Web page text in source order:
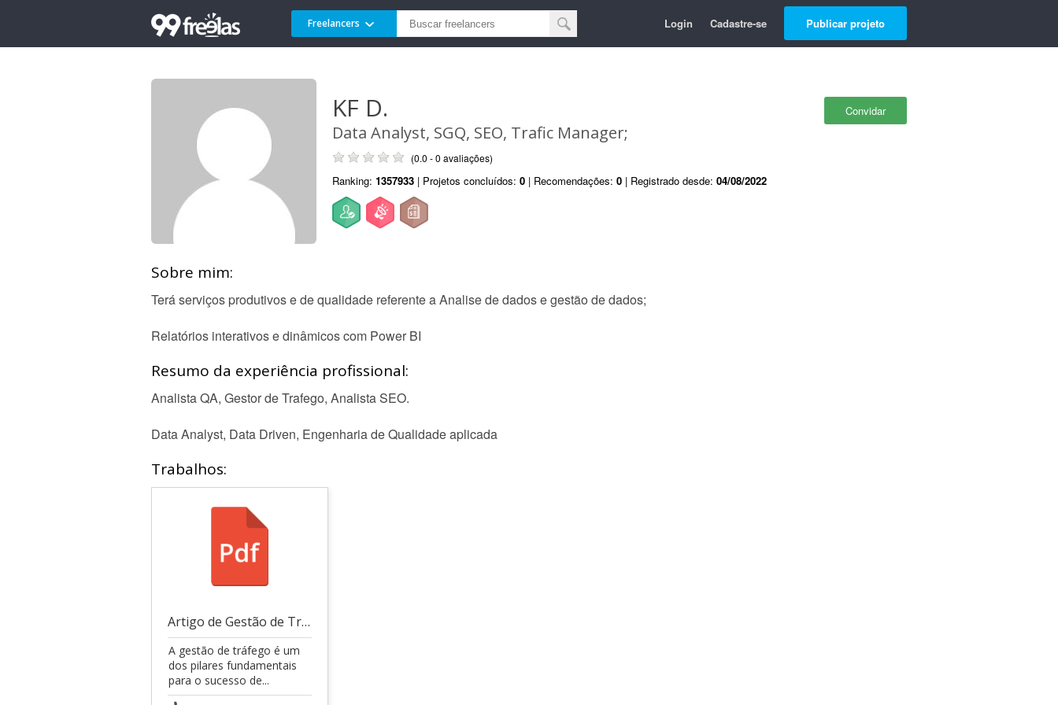
Freelancers Login Cadastre-se Publicar projeto
Convidar
KF D.
Data Analyst, SGQ, SEO, Trafic Manager;
(0.0 - 0 avaliações)
Ranking: 1357933 | Projetos concluídos: 0 | Recomendações: 0 | Registrado desde: 04/08/2022
Sobre mim:
Terá serviços produtivos e de qualidade referente a Analise de dados e gestão de dados;
Relatórios interativos e dinâmicos com Power BI
Resumo da experiência profissional:
Analista QA, Gestor de Trafego, Analista SEO.
Data Analyst, Data Driven, Engenharia de Qualidade aplicada
Trabalhos:
Artigo de Gestão de Trafego.
A gestão de tráfego é um
dos pilares fundamentais
para o sucesso de...